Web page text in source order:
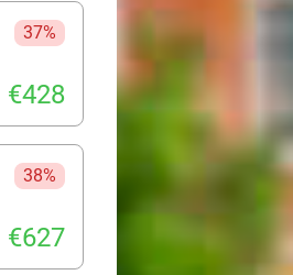
37%
€428
38%
€627